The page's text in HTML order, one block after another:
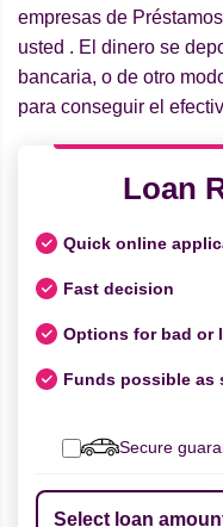
empresas de
usted . El dinero se
bancaria, o de otro
para conseguir el
Loan
Quick online
Fast decision
Options for bad or
Funds possible as
Secure